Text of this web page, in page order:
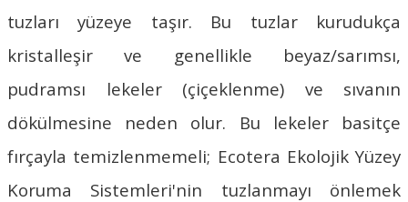
tuzları yüzeye taşır. Bu tuzlar kurudukça
kristalleşir ve genellikle beyaz/sarımsı,
pudramsı lekeler (çiçeklenme) ve sıvanın
dökülmesine neden olur. Bu lekeler basitçe
fırçayla temizlenmemeli; Ecotera Ekolojik Yüzey
Koruma Sistemleri'nin tuzlanmayı önlemek